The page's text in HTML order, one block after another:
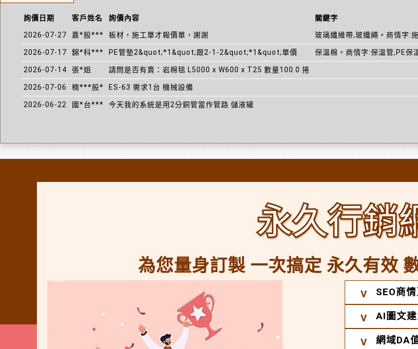
詢價日期 客戶姓名 詢價內容 關鍵字
2026-07-27 嘉*股*** 板材，施工單才報價單，謝謝 玻璃纖維帶,玻纖繩。商情字:
2026-07-17 錦*科*** PE管墊2&quot;*1&quot;跟2-1-2&quot;*1&quot;單價 保溫棉。商情字:保溫管,PE保
2026-07-14 張*姐 請問是否有賣：岩棉毯 L5000 x W600 x T25 數量100.0 捲
2026-07-06 楠***股* ES-63 需求1台 機械設備
2026-06-22 國*台*** 今天我的系統是用2分銅管當作管路 儲液罐
永久行銷
為您量身訂製 一次搞定 永久有效
SEO商
AI圖文
網域DA